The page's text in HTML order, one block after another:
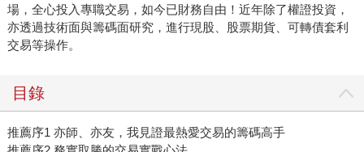
場，全心投入專職交易，如今已財務自由！近年除了權證投資，
亦透過技術面與籌碼面研究，進行現股、股票期貨、可轉債套利
交易等操作。
目錄
推薦序1 亦師、亦友，我見證最熱愛交易的籌碼高手